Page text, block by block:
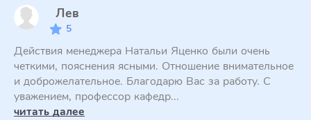
Лев
5
Действия менеджера Натальи Яценко были очень
четкими, пояснения ясными. Отношение внимательное
и доброжелательное. Благодарю Вас за работу. С
уважением, профессор кафедр...
читать далее